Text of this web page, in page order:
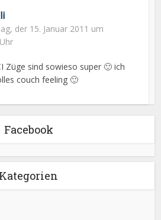
der 15. Januar 2011 um
Züge sind sowieso super 🙂 ich
couch feeling 🙂
Facebook
Kategorien